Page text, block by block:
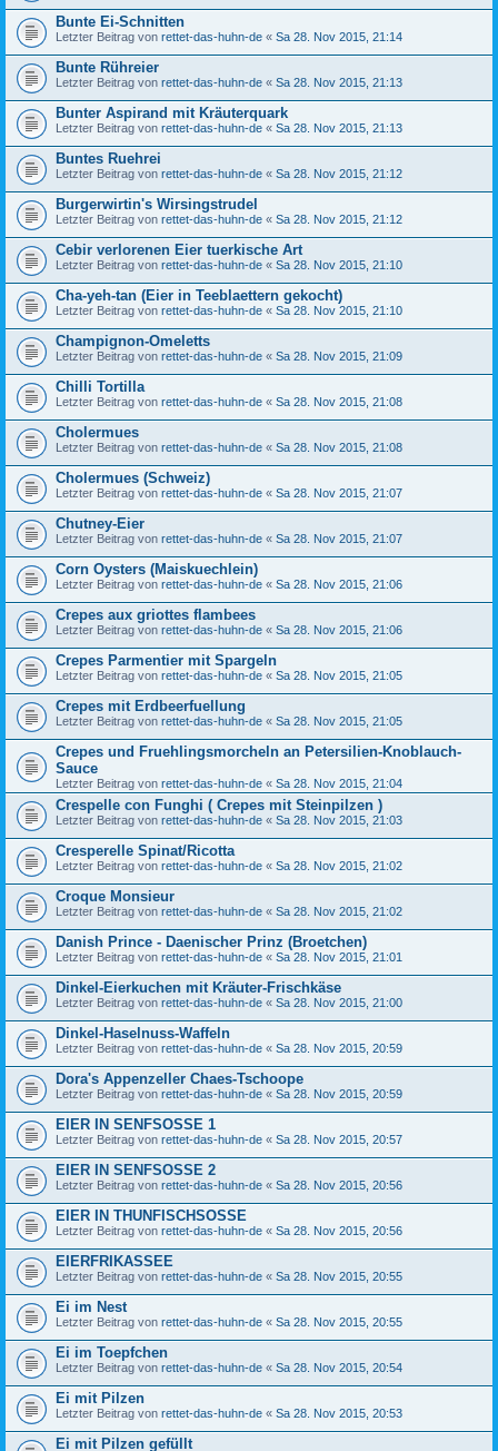
Bunte Ei-Schnitten
Letzter Beitrag von rettet-das-huhn-de « Sa 28. Nov 2015, 21:14
Bunte Rühreier
Letzter Beitrag von rettet-das-huhn-de « Sa 28. Nov 2015, 21:13
Bunter Aspirand mit Kräuterquark
Letzter Beitrag von rettet-das-huhn-de « Sa 28. Nov 2015, 21:13
Buntes Ruehrei
Letzter Beitrag von rettet-das-huhn-de « Sa 28. Nov 2015, 21:12
Burgerwirtin's Wirsingstrudel
Letzter Beitrag von rettet-das-huhn-de « Sa 28. Nov 2015, 21:12
Cebir verlorenen Eier tuerkische Art
Letzter Beitrag von rettet-das-huhn-de « Sa 28. Nov 2015, 21:10
Cha-yeh-tan (Eier in Teeblaettern gekocht)
Letzter Beitrag von rettet-das-huhn-de « Sa 28. Nov 2015, 21:10
Champignon-Omeletts
Letzter Beitrag von rettet-das-huhn-de « Sa 28. Nov 2015, 21:09
Chilli Tortilla
Letzter Beitrag von rettet-das-huhn-de « Sa 28. Nov 2015, 21:08
Cholermues
Letzter Beitrag von rettet-das-huhn-de « Sa 28. Nov 2015, 21:08
Cholermues (Schweiz)
Letzter Beitrag von rettet-das-huhn-de « Sa 28. Nov 2015, 21:07
Chutney-Eier
Letzter Beitrag von rettet-das-huhn-de « Sa 28. Nov 2015, 21:07
Corn Oysters (Maiskuechlein)
Letzter Beitrag von rettet-das-huhn-de « Sa 28. Nov 2015, 21:06
Crepes aux griottes flambees
Letzter Beitrag von rettet-das-huhn-de « Sa 28. Nov 2015, 21:06
Crepes Parmentier mit Spargeln
Letzter Beitrag von rettet-das-huhn-de « Sa 28. Nov 2015, 21:05
Crepes mit Erdbeerfuellung
Letzter Beitrag von rettet-das-huhn-de « Sa 28. Nov 2015, 21:05
Crepes und Fruehlingsmorcheln an Petersilien-Knoblauch-
Sauce
Letzter Beitrag von rettet-das-huhn-de « Sa 28. Nov 2015, 21:04
Crespelle con Funghi ( Crepes mit Steinpilzen )
Letzter Beitrag von rettet-das-huhn-de « Sa 28. Nov 2015, 21:03
Cresperelle Spinat/Ricotta
Letzter Beitrag von rettet-das-huhn-de « Sa 28. Nov 2015, 21:02
Croque Monsieur
Letzter Beitrag von rettet-das-huhn-de « Sa 28. Nov 2015, 21:02
Danish Prince - Daenischer Prinz (Broetchen)
Letzter Beitrag von rettet-das-huhn-de « Sa 28. Nov 2015, 21:01
Dinkel-Eierkuchen mit Kräuter-Frischkäse
Letzter Beitrag von rettet-das-huhn-de « Sa 28. Nov 2015, 21:00
Dinkel-Haselnuss-Waffeln
Letzter Beitrag von rettet-das-huhn-de « Sa 28. Nov 2015, 20:59
Dora's Appenzeller Chaes-Tschoope
Letzter Beitrag von rettet-das-huhn-de « Sa 28. Nov 2015, 20:59
EIER IN SENFSOSSE 1
Letzter Beitrag von rettet-das-huhn-de « Sa 28. Nov 2015, 20:57
EIER IN SENFSOSSE 2
Letzter Beitrag von rettet-das-huhn-de « Sa 28. Nov 2015, 20:56
EIER IN THUNFISCHSOSSE
Letzter Beitrag von rettet-das-huhn-de « Sa 28. Nov 2015, 20:56
EIERFRIKASSEE
Letzter Beitrag von rettet-das-huhn-de « Sa 28. Nov 2015, 20:55
Ei im Nest
Letzter Beitrag von rettet-das-huhn-de « Sa 28. Nov 2015, 20:55
Ei im Toepfchen
Letzter Beitrag von rettet-das-huhn-de « Sa 28. Nov 2015, 20:54
Ei mit Pilzen
Letzter Beitrag von rettet-das-huhn-de « Sa 28. Nov 2015, 20:53
Ei mit Pilzen gefüllt